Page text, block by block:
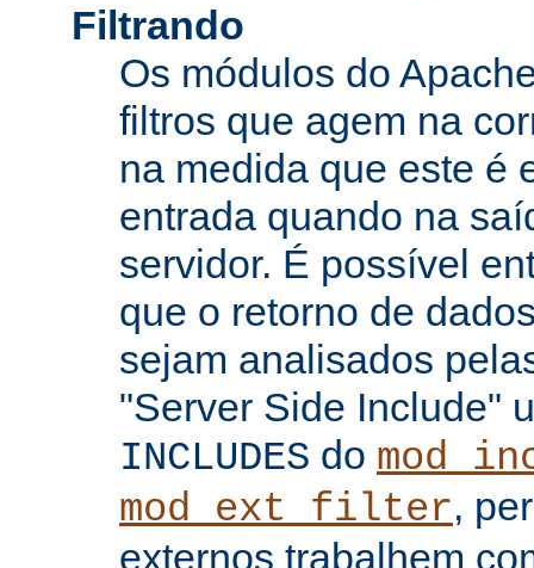
Filtrando
Os módulos do
filtros que agem na
na medida que este é
entrada quando na
servidor. É possível
que o retorno de
sejam analisados
"Server Side Include"
INCLUDES do
mod_ext_filter,
externos trabalhem